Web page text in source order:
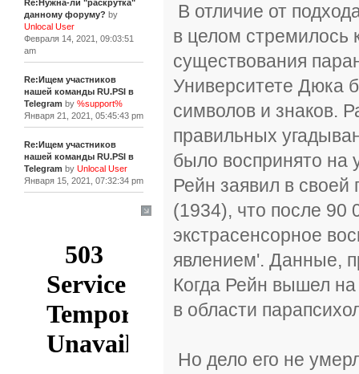
Re:Нужна-ли "раскрутка"
данному форуму? by
Unlocal User
Февраля 14, 2021, 09:03:51
am
Re:Ищем участников
нашей команды RU.PSI в
Telegram by %support%
Января 21, 2021, 05:45:43 pm
Re:Ищем участников
нашей команды RU.PSI в
Telegram by Unlocal User
Января 15, 2021, 07:32:34 pm
В отличие от
в целом стремилось
существования
Университете Дюка
символов и знаков.
правильных
было воспринято на
Рейн заявил в своей
(1934), что после 90
экстрасенсорное
явлением'. Данные,
Когда Рейн вышел
в области
Но дело его не